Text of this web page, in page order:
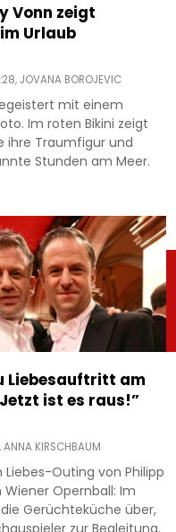
Vonn zeigt
Urlaub
JOVANA BOROJEVIC
mit einem
Im roten Bikini zeigt
ihre Traumfigur und
Stunden am Meer.
Liebesauftritt am
ist es raus!”
ANNA KIRSCHBAUM
Outing von Philipp
Opernball: Im
Gerüchteküche über,
zur Begleitung.